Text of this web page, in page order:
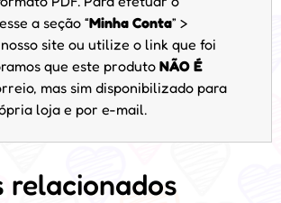
a seção “Minha Conta” >
nosso site ou utilize o link que foi
que este produto NÃO É
mas sim disponibilizado para
loja e por e-mail.
relacionados